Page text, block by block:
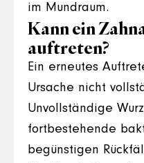
im Mundraum.
Kann ein
auftreten?
Ein erneutes
Ursache nicht
Unvollständige
fortbestehende
begünstigen